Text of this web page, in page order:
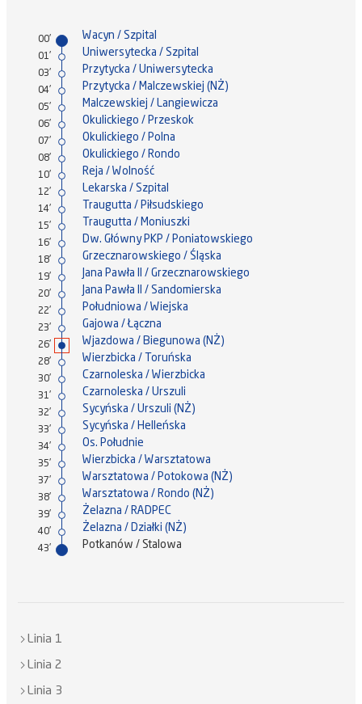
00' Wacyn / Szpital
01' Uniwersytecka / Szpital
03' Przytycka / Uniwersytecka
04' Przytycka / Malczewskiej (NŻ)
05' Malczewskiej / Langiewicza
06' Okulickiego / Przeskok
07' Okulickiego / Polna
08' Okulickiego / Rondo
10' Reja / Wolność
12' Lekarska / Szpital
14' Traugutta / Piłsudskiego
15' Traugutta / Moniuszki
16' Dw. Główny PKP / Poniatowskiego
18' Grzecznarowskiego / Śląska
19' Jana Pawła II / Grzecznarowskiego
20' Jana Pawła II / Sandomierska
22' Południowa / Wiejska
23' Gajowa / Łączna
26' Wjazdowa / Biegunowa (NŻ)
28' Wierzbicka / Toruńska
30' Czarnoleska / Wierzbicka
31' Czarnoleska / Urszuli
32' Sycyńska / Urszuli (NŻ)
33' Sycyńska / Helleńska
34' Os. Południe
35' Wierzbicka / Warsztatowa
37' Warsztatowa / Potokowa (NŻ)
38' Warsztatowa / Rondo (NŻ)
39' Żelazna / RADPEC
40' Żelazna / Działki (NŻ)
43' Potkanów / Stalowa
Linia 1
Linia 2
Linia 3